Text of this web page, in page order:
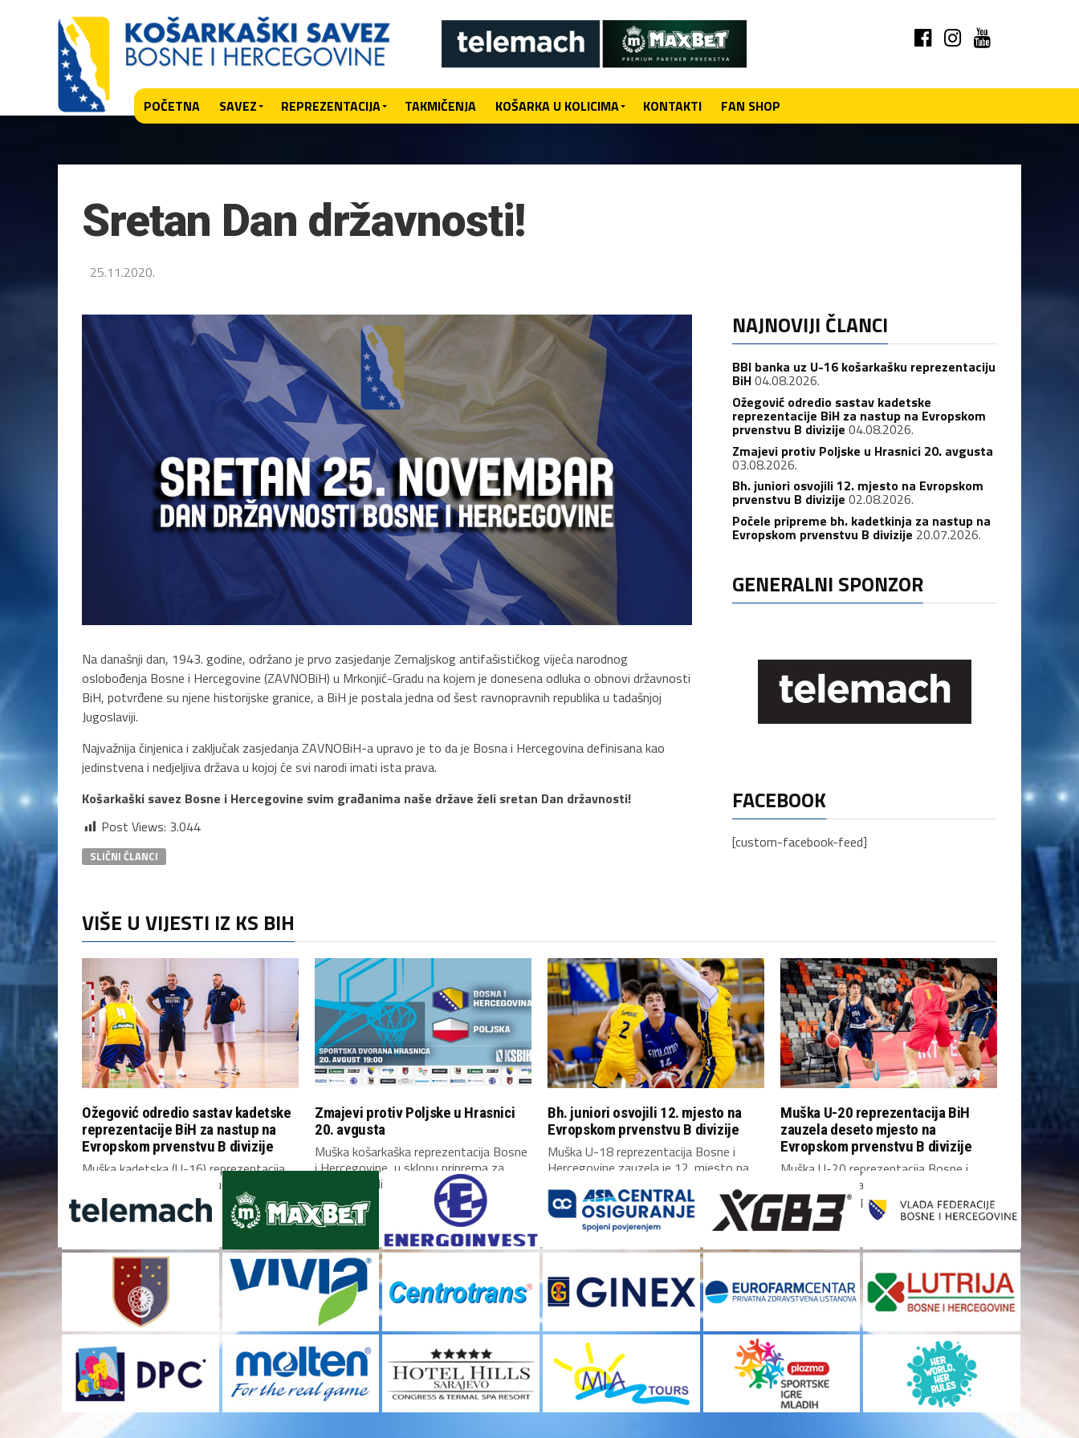
POČETNA SAVEZ REPREZENTACIJA TAKMIČENJA KOŠARKA U KOLICIMA KONTAKTI FAN SHOP
Sretan Dan državnosti!
25.11.2020.
Na današnji dan, 1943. godine, održano je prvo zasjedanje Zemaljskog antifašističkog vijeća narodnog
oslobođenja Bosne i Hercegovine (ZAVNOBiH) u Mrkonjić-Gradu na kojem je donesena odluka o obnovi državnosti
BiH, potvrđene su njene historijske granice, a BiH je postala jedna od šest ravnopravnih republika u tadašnjoj
Jugoslaviji.
Najvažnija činjenica i zaključak zasjedanja ZAVNOBiH-a upravo je to da je Bosna i Hercegovina definisana kao
jedinstvena i nedjeljiva država u kojoj će svi narodi imati ista prava.
Košarkaški savez Bosne i Hercegovine svim građanima naše države želi sretan Dan državnosti!
Post Views: 3.044
SLIČNI ČLANCI
NAJNOVIJI ČLANCI
BBI banka uz U-16 košarkašku reprezentaciju
BiH04.08.2026.
Ožegović odredio sastav kadetske
reprezentacije BiH za nastup na Evropskom
prvenstvu B divizije 04.08.2026.
Zmajevi protiv Poljske u Hrasnici 20. avgusta
03.08.2026.
Bh. juniori osvojili 12. mjesto na Evropskom
prvenstvu B divizije 02.08.2026.
Počele pripreme bh. kadetkinja za nastup na
Evropskom prvenstvu B divizije 20.07.2026.
GENERALNI SPONZOR
FACEBOOK
[custom-facebook-feed]
VIŠE U VIJESTI IZ KS BIH
Ožegović odredio sastav kadetske
reprezentacije BiH za nastup na
Evropskom prvenstvu B divizije
Muška kadetska (U-16) reprezentacija
Bosne i Hercegovine otputovala je
danas u Skoplje, gdje će...
Zmajevi protiv Poljske u Hrasnici
20. avgusta
Muška košarkaška reprezentacija Bosne
i Hercegovine, u sklopu priprema za
mečeve kvalifikacija za Mundobasket,...
Bh. juniori osvojili 12. mjesto na
Evropskom prvenstvu B divizije
Muška U-18 reprezentacija Bosne i
Hercegovine zauzela je 12. mjesto na
Muška U-20 reprezentacija BiH
zauzela deseto mjesto na
Evropskom prvenstvu B divizije
Muška U-20 reprezentacija Bosne i
Hercegovine zauzela je deseto mjesto
na Evropskom prvenstvu B...